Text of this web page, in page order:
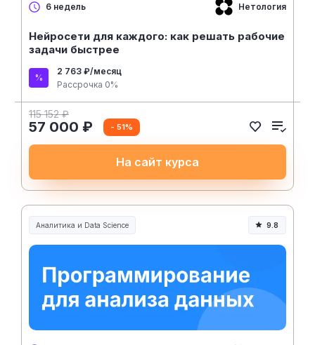
6 недель Нетология
Нейросети для каждого: как решать рабочие
задачи быстрее
2 763 ₽/месяц
Рассрочка 0%
115 152 ₽
57 000 ₽ - 51%
На сайт курса
Аналитика и Data Science 9.8